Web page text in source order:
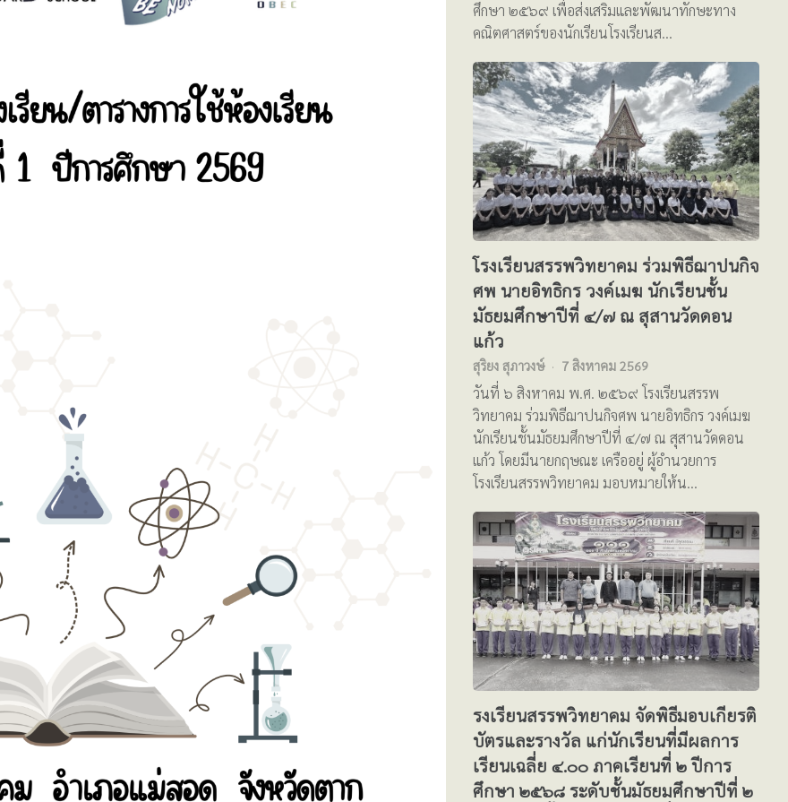
ศึกษา ๒๕๖๙ เพื่อส่งเสริมและพัฒนาทักษะทาง
คณิตศาสตร์ของนักเรียนโรงเรียนส…
โรงเรียนสรรพวิทยาคม ร่วมพิธีฌาปนกิจ
ศพ นายอิทธิกร วงค์เมฆ นักเรียนชั้น
มัธยมศึกษาปีที่ ๔/๗ ณ สุสานวัดดอน
แก้ว
สุริยง สุภาวงษ์ 7 สิงหาคม 2569
วันที่ ๖ สิงหาคม พ.ศ. ๒๕๖๙ โรงเรียนสรรพ
วิทยาคม ร่วมพิธีฌาปนกิจศพ นายอิทธิกร วงค์เมฆ
นักเรียนชั้นมัธยมศึกษาปีที่ ๔/๗ ณ สุสานวัดดอน
แก้ว โดยมีนายกฤษณะ เครืออยู่ ผู้อำนวยการ
โรงเรียนสรรพวิทยาคม มอบหมายให้น…
รงเรียนสรรพวิทยาคม จัดพิธีมอบเกียรติ
บัตรและรางวัล แก่นักเรียนที่มีผลการ
เรียนเฉลี่ย ๔.๐๐ ภาคเรียนที่ ๒ ปีการ
ศึกษา ๒๕๖๘ ระดับชั้นมัธยมศึกษาปีที่ ๒